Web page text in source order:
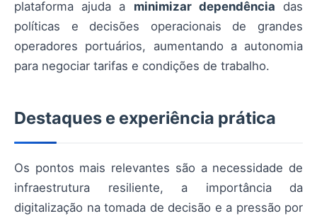
plataforma ajuda a minimizar dependência das
políticas e decisões operacionais de grandes
operadores portuários, aumentando a autonomia
para negociar tarifas e condições de trabalho.
Destaques e experiência prática
Os pontos mais relevantes são a necessidade de
infraestrutura resiliente, a importância da
digitalização na tomada de decisão e a pressão por